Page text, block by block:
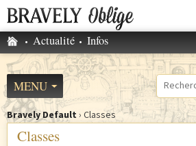
M
e
n
u
p
r
Accueil
Actualité Infos
MENU
de
V
Bravely Default› Classes
Classes